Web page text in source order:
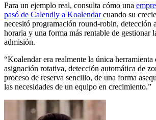
Para un ejemplo real, consulta cómo una
pasó de Calendly a Koalendarcuando su
necesitó programación round-robin, detección
horaria y una forma más rentable de gestionar
admisión.
“Koalendar era realmente la única herramienta
asignación rotativa, detección automática de
proceso de reserva sencillo, de una forma
las necesidades de un equipo en crecimiento.”